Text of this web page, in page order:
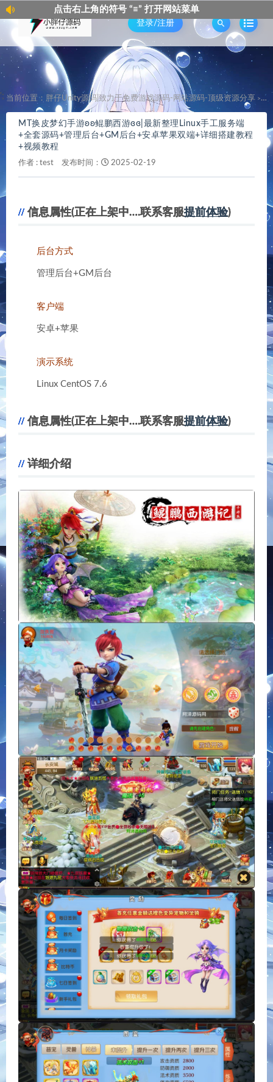
右上角的符号 “≡” 打开网站菜单
登录/注册
'; 当前位置： 胖仔Unity源码|致力于免费游戏源码-网站源码-顶级资源分享 >
MT换皮梦幻手游ʚʚ鲲鹏西游ɞɞ|最新整理Linux手工服务端
+全套源码+管理后台+GM后台+安卓苹果双端+详细搭建教程
+视频教程
作者 : test 发布时间： 2025-02-19
信息属性(正在上架中….联系客服提前体验)
后台方式
管理后台+GM后台
客户端
安卓+苹果
演示系统
Linux CentOS 7.6
信息属性(正在上架中….联系客服提前体验)
详细介绍